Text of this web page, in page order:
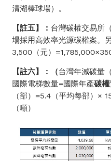
清湖棒球場）。
【註五】： 台灣碳權交易所
場採用高效率光源碳權案。
3,500（元）
【註六】：（台灣年減碳量
國際電梯數量=國際年產碳權
（部）=5.4（平均每部）×
（噸）